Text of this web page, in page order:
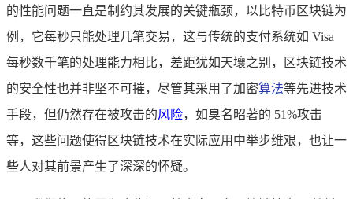
的性能问题一直是制约其发展的关键瓶颈，以比特币区块链为
例，它每秒只能处理几笔交易，这与传统的支付系统如 Visa
每秒数千笔的处理能力相比，差距犹如天壤之别，区块链技术
的安全性也并非坚不可摧，尽管其采用了加密算法等先进技术
手段，但仍然存在被攻击的风险，如臭名昭著的 51%攻击
等，这些问题使得区块链技术在实际应用中举步维艰，也让一
些人对其前景产生了深深的怀疑。